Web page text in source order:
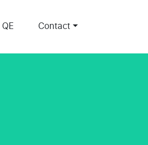
QE Contact